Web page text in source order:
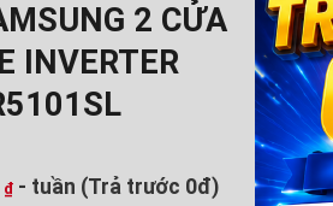
2 CỬA
INVERTER
₫ - tuần (Trả trước 0đ)